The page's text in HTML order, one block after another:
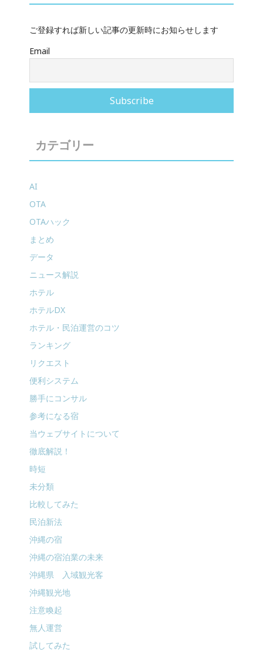
ご登録すれば新しい記事の更新時にお知らせします
Email
カテゴリー
AI
OTA
OTAハック
まとめ
データ
ニュース解説
ホテル
ホテルDX
ホテル・民泊運営のコツ
ランキング
リクエスト
便利システム
勝手にコンサル
参考になる宿
当ウェブサイトについて
徹底解説！
時短
未分類
比較してみた
民泊新法
沖縄の宿
沖縄の宿泊業の未来
沖縄県 入域観光客
沖縄観光地
注意喚起
無人運営
試してみた